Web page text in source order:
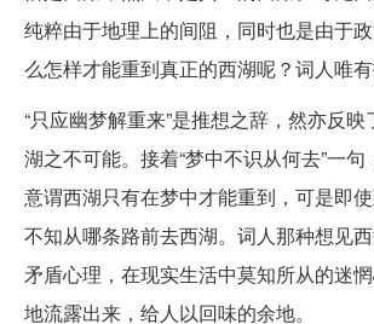
纯粹由于地理上的间阻，同时也是由于
么怎样才能重到真正的西湖呢？词人唯有
“只应幽梦解重来”是推想之辞，然亦反
湖之不可能。接着“梦中不识从何去”一句
意谓西湖只有在梦中才能重到，可是即
不知从哪条路前去西湖。词人那种想见
矛盾心理，在现实生活中莫知所从的迷
地流露出来，给人以回味的余地。